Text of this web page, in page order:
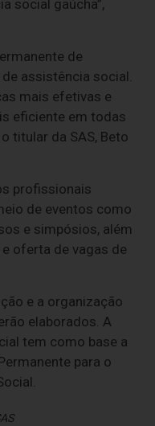
social gaúcha”,
de
assistência social.
mais efetivas e
eficiente em todas
titular da SAS, Beto
profissionais
de eventos como
e simpósios, além
oferta de vagas de
e a organização
elaborados. A
tem como base a
para o